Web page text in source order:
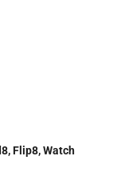
Flip8, Watch